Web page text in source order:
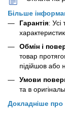
Більше
Гарантія: Усі
Обмін і
товар
підійшов або
Умови
та в
Докладніше про